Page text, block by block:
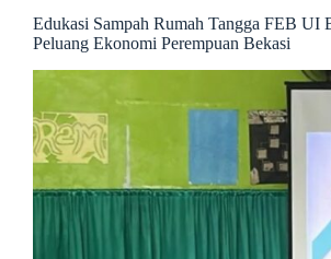
Edukasi Sampah Rumah Tangga FEB UI
Peluang Ekonomi Perempuan Bekasi